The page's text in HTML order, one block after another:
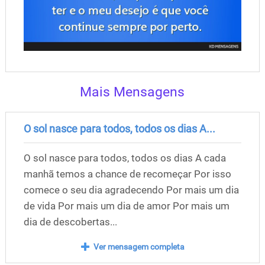
Mais Mensagens
O sol nasce para todos, todos os dias A...
O sol nasce para todos, todos os dias A cada
manhã temos a chance de recomeçar Por isso
comece o seu dia agradecendo Por mais um dia
de vida Por mais um dia de amor Por mais um
dia de descobertas...
Ver mensagem completa